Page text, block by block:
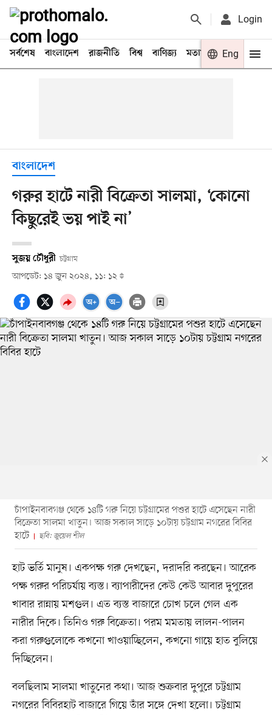
Login
সর্বশেষ বাংলাদেশ রাজনীতি বিশ্ব বাণিজ্য মতামত খেলা
Eng
বাংলাদেশ
গরুর হাটে নারী বিক্রেতা সালমা, ‘কোনো
কিছুরেই ভয় পাই না’
সুজয় চৌধুরী চট্টগ্রাম
আপডেট: ১৪ জুন ২০২৪, ১১: ১২
চাঁপাইনবাবগঞ্জ থেকে ১৪টি গরু নিয়ে চট্টগ্রামের পশুর হাটে এসেছেন নারী
বিক্রেতা সালমা খাতুন। আজ সকাল সাড়ে ১০টায় চট্টগ্রাম নগরের বিবির
হাটে
ছবি: জুয়েল শীল
হাট ভর্তি মানুষ। একপক্ষ গরু দেখছেন, দরাদরি করছেন। আরেক
পক্ষ গরুর পরিচর্যায় ব্যস্ত। ব্যাপারীদের কেউ কেউ আবার দুপুরের
খাবার রান্নায় মশগুল। এত ব্যস্ত বাজারে চোখ চলে গেল এক
নারীর দিকে। তিনিও গরু বিক্রেতা। পরম মমতায় লালন-পালন
করা গরুগুলোকে কখনো খাওয়াচ্ছিলেন, কখনো গায়ে হাত বুলিয়ে
দিচ্ছিলেন।
বলছিলাম সালমা খাতুনের কথা। আজ শুক্রবার দুপুরে চট্টগ্রাম
নগরের বিবিরহাট বাজারে গিয়ে তাঁর সঙ্গে দেখা হলো। চট্টগ্রাম